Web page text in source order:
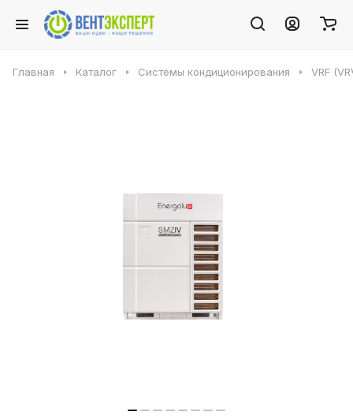
Главная Каталог Системы кондиционирования VRF